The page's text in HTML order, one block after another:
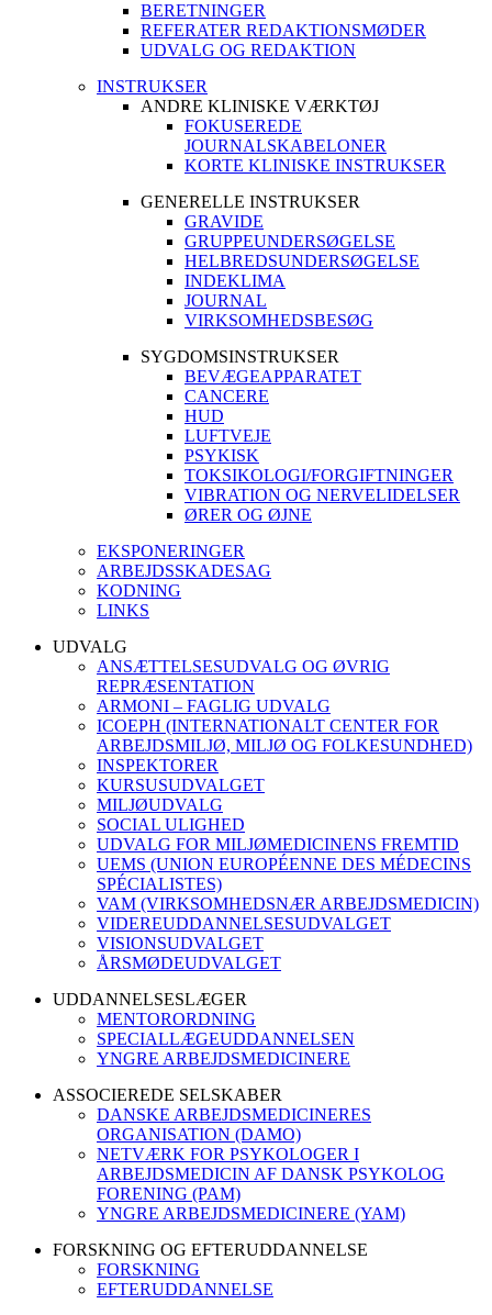
BERETNINGER
REFERATER REDAKTIONSMØDER
UDVALG OG REDAKTION
INSTRUKSER
ANDRE KLINISKE VÆRKTØJ
FOKUSEREDE
JOURNALSKABELONER
KORTE KLINISKE INSTRUKSER
GENERELLE INSTRUKSER
GRAVIDE
GRUPPEUNDERSØGELSE
HELBREDSUNDERSØGELSE
INDEKLIMA
JOURNAL
VIRKSOMHEDSBESØG
SYGDOMSINSTRUKSER
BEVÆGEAPPARATET
CANCERE
HUD
LUFTVEJE
PSYKISK
TOKSIKOLOGI/FORGIFTNINGER
VIBRATION OG NERVELIDELSER
ØRER OG ØJNE
EKSPONERINGER
ARBEJDSSKADESAG
KODNING
LINKS
UDVALG
ANSÆTTELSESUDVALG OG ØVRIG
REPRÆSENTATION
ARMONI – FAGLIG UDVALG
ICOEPH (INTERNATIONALT CENTER FOR
ARBEJDSMILJØ, MILJØ OG FOLKESUNDHED)
INSPEKTORER
KURSUSUDVALGET
MILJØUDVALG
SOCIAL ULIGHED
UDVALG FOR MILJØMEDICINENS FREMTID
UEMS (UNION EUROPÉENNE DES MÉDECINS
SPÉCIALISTES)
VAM (VIRKSOMHEDSNÆR ARBEJDSMEDICIN)
VIDEREUDDANNELSESUDVALGET
VISIONSUDVALGET
ÅRSMØDEUDVALGET
UDDANNELSESLÆGER
MENTORORDNING
SPECIALLÆGEUDDANNELSEN
YNGRE ARBEJDSMEDICINERE
ASSOCIEREDE SELSKABER
DANSKE ARBEJDSMEDICINERES
ORGANISATION (DAMO)
NETVÆRK FOR PSYKOLOGER I
ARBEJDSMEDICIN AF DANSK PSYKOLOG
FORENING (PAM)
YNGRE ARBEJDSMEDICINERE (YAM)
FORSKNING OG EFTERUDDANNELSE
FORSKNING
EFTERUDDANNELSE